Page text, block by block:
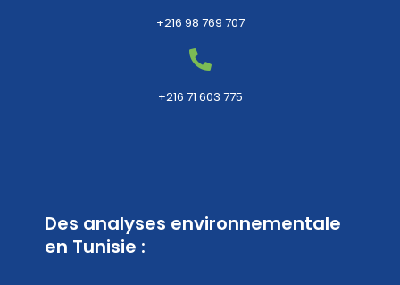
+216 98 769 707
+216 71 603 775
Des analyses environnementale
en Tunisie :